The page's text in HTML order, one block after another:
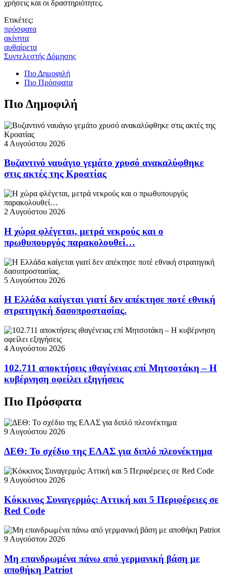
χρήσεις και οι δραστηριότητες.
Ετικέτες:
πρόσφατα
ακίνητα
αυθαίρετα
Συντελεστής Δόμησης
Πιο Δημοφιλή
Πιο Πρόσφατα
Πιο Δημοφιλή
4 Αυγούστου 2026
Βυζαντινό ναυάγιο γεμάτο χρυσό ανακαλύφθηκε
στις ακτές της Κροατίας
2 Αυγούστου 2026
Η χώρα φλέγεται, μετρά νεκρούς και ο
πρωθυπουργός παρακολουθεί…
5 Αυγούστου 2026
Η Ελλάδα καίγεται γιατί δεν απέκτησε ποτέ εθνική
στρατηγική δασοπροστασίας.
4 Αυγούστου 2026
102.711 αποκτήσεις ιθαγένειας επί Μητσοτάκη – Η
κυβέρνηση οφείλει εξηγήσεις
Πιο Πρόσφατα
9 Αυγούστου 2026
ΔΕΘ: Το σχέδιο της ΕΛΑΣ για διπλό πλεονέκτημα
9 Αυγούστου 2026
Κόκκινος Συναγερμός: Αττική και 5 Περιφέρειες σε
Red Code
9 Αυγούστου 2026
Μη επανδρωμένα πάνω από γερμανική βάση με
αποθήκη Patriot